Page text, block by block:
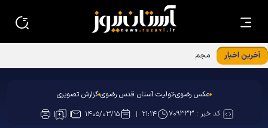
آخرین اخبار مجمع مشورتی استان خراسان رضوی
عکس رضوی-تولیت آستان قدس رضوی گزارش تصویری
کد خبر :۷۰۹۳۳۳ ۲۱:۱۴ ۱۴۰۵/۰۳/۱۵